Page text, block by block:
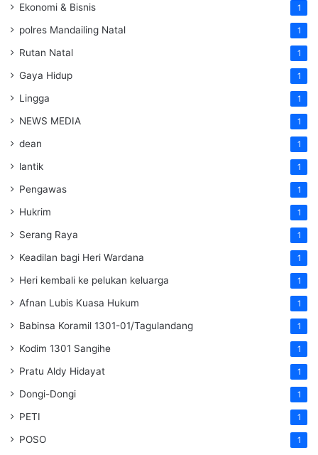
Ekonomi & Bisnis 1
polres Mandailing Natal 1
Rutan Natal 1
Gaya Hidup 1
Lingga 1
NEWS MEDIA 1
dean 1
lantik 1
Pengawas 1
Hukrim 1
Serang Raya 1
Keadilan bagi Heri Wardana 1
Heri kembali ke pelukan keluarga 1
Afnan Lubis Kuasa Hukum 1
Babinsa Koramil 1301-01/Tagulandang 1
Kodim 1301 Sangihe 1
Pratu Aldy Hidayat 1
Dongi-Dongi 1
PETI 1
POSO 1